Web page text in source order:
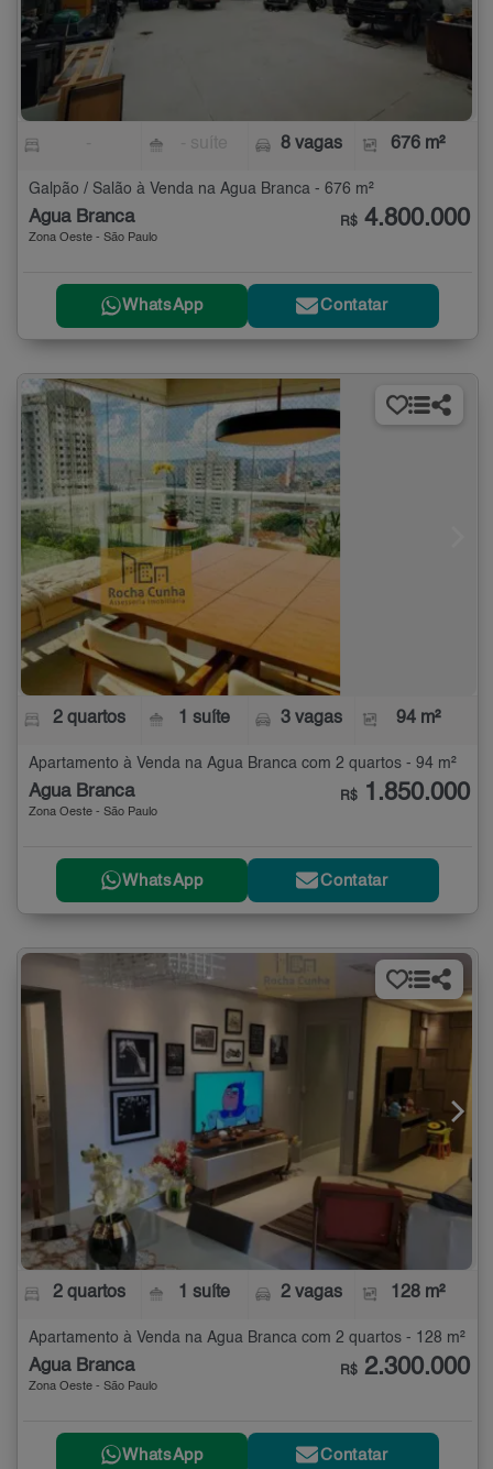
8 vagas 676 m²
Galpão / Salão à Venda na Água Branca - 676 m²
Água Branca
Zona Oeste - São Paulo
R$ 4.800.000
WhatsApp Contatar
2 quartos 1 suíte 3 vagas 94 m²
Apartamento à Venda na Água Branca com 2 quartos - 94 m²
Água Branca
Zona Oeste - São Paulo
R$ 1.850.000
WhatsApp Contatar
2 quartos 1 suíte 2 vagas 128 m²
Apartamento à Venda na Água Branca com 2 quartos - 128 m²
Água Branca
Zona Oeste - São Paulo
R$ 2.300.000
WhatsApp Contatar